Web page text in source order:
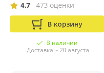
4.7
473 оценки
В корзину
В наличии
Доставка ~ 20 августа